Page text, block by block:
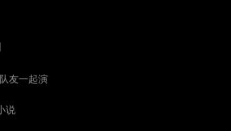
友一起演
说